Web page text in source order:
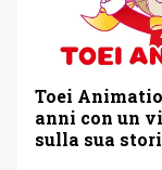
Toei
anni con un
sulla sua